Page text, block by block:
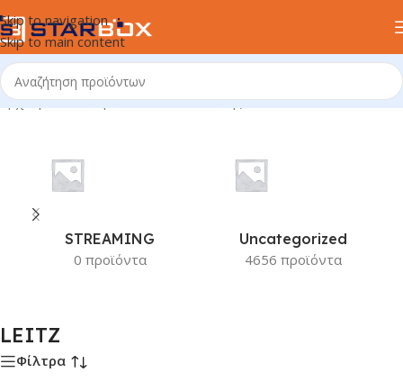
Skip to navigation
Skip to main content
Αρχική σελίδα/Προϊόν Κατασκευαστής/LEITZ
STREAMING
0 προϊόντα
Uncategorized
4656 προϊόντα
LEITZ
Φίλτρα